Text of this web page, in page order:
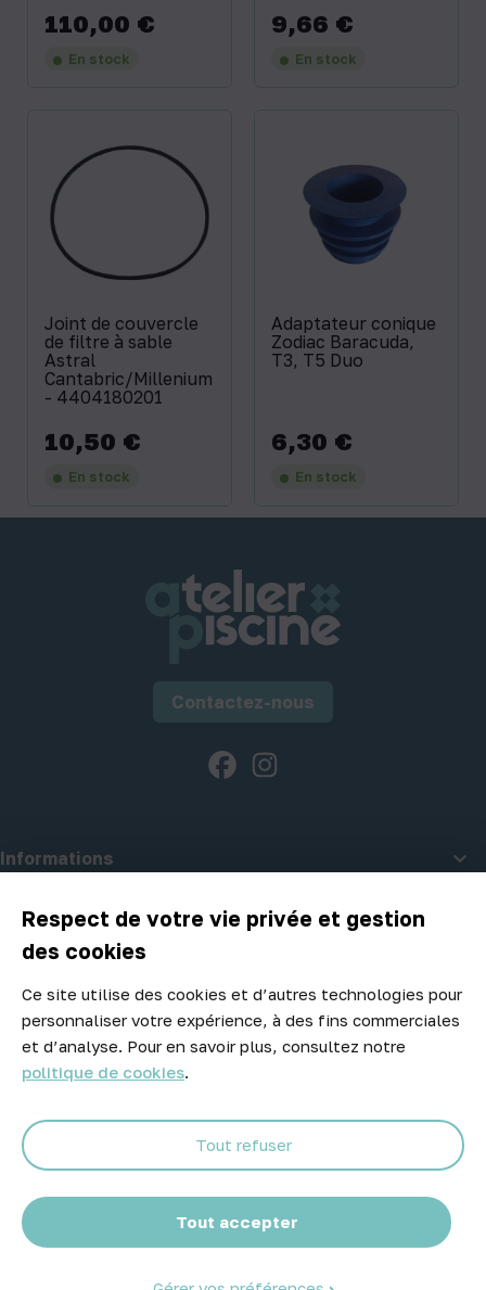
Respect de votre vie privée et gestion
des cookies
Ce site utilise des cookies et d’autres technologies pour
personnaliser votre expérience, à des fins commerciales
et d’analyse. Pour en savoir plus, consultez notre
politique de cookies.
Tout accepter
Tout refuser
Prix
110,00 €
En stock
Prix
9,66 €
En stock
Joint de couvercle
de filtre à sable
Astral
Cantabric/Millenium
- 4404180201
Prix
10,50 €
En stock
Adaptateur conique
Zodiac Baracuda,
T3, T5 Duo
Prix
6,30 €
En stock
Contactez-nous
Facebook
Informations 
A propos d'Atelier Piscine
Newsletter
Ne manquez aucune opportunité ! Restez informé de nos meilleurs
prix et nouveaux arrivages.
Abonnez-vous